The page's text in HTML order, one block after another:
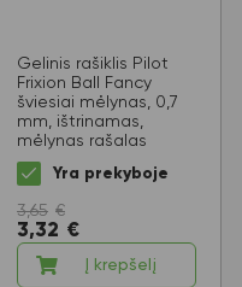
Gelinis rašiklis Pilot
Frixion Ball Fancy
šviesiai mėlynas, 0,7
mm, ištrinamas,
mėlynas rašalas
Yra prekyboje
3,65 €
3,32 €
Į krepšelį